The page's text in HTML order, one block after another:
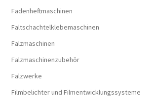
Fadenheftmaschinen
Faltschachtelklebemaschinen
Falzmaschinen
Falzmaschinenzubehör
Falzwerke
Filmbelichter und Filmentwicklungssysteme